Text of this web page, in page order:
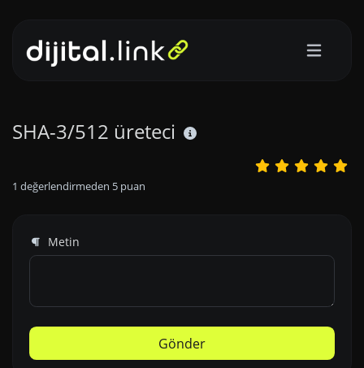
SHA-3/512 üreteci
1 değerlendirmeden 5 puan
Metin
Gönder